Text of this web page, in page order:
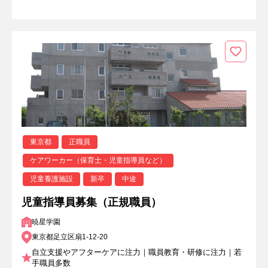
東京都 正職員
ケアワーカー（保育士・児童指導員など）
児童養護施設 新卒 中途
児童指導員募集（正規職員）
暁星学園
東京都足立区扇1-12-20
自立支援やアフターケアに注力｜職員教育・研修に注力｜若
手職員多数